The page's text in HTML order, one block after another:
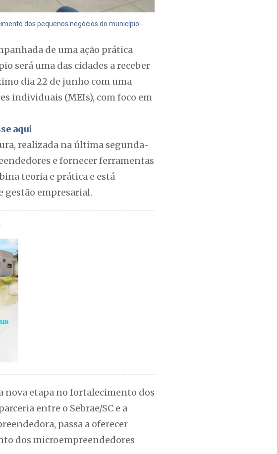
dos pequenos negócios do município -
de uma ação prática
será uma das cidades a receber
dia 22 de junho com uma
individuais (MEIs), com foco em
aqui
realizada na última segunda-
e fornecer ferramentas
teoria e prática e está
gestão empresarial.
nova etapa no fortalecimento dos
entre o Sebrae/SC e a
passa a oferecer
dos microempreendedores